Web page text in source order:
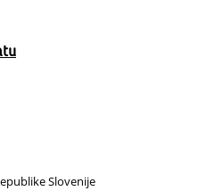
Slovenije